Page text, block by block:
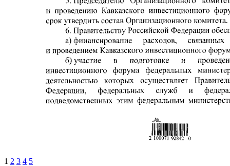
1 2 3 4 5